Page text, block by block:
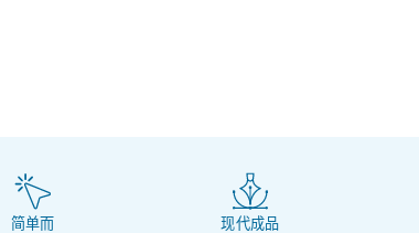
简单而
现代成品